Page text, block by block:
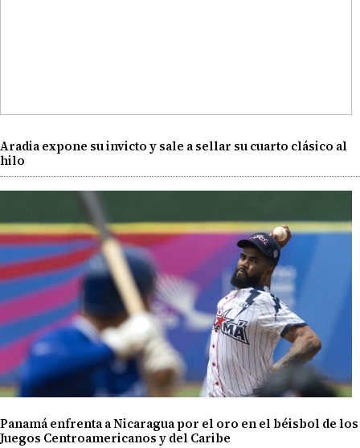
Aradia expone su invicto y sale a sellar su cuarto clásico al
hilo
Panamá enfrenta a Nicaragua por el oro en el béisbol de los
Juegos Centroamericanos y del Caribe